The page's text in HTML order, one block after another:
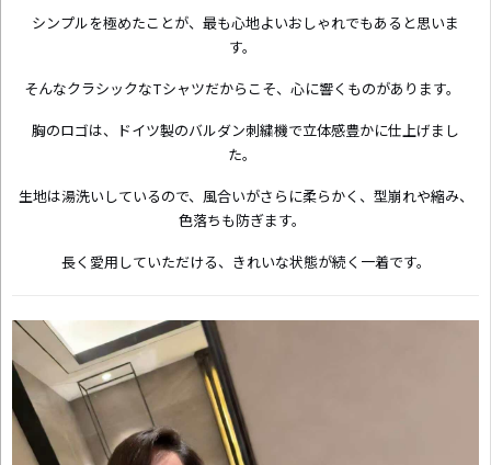
シンプルを極めたことが、最も心地よいおしゃれでもあると思いま
す。
そんなクラシックなTシャツだからこそ、心に響くものがあります。
胸のロゴは、ドイツ製のバルダン刺繍機で立体感豊かに仕上げまし
た。
生地は湯洗いしているので、風合いがさらに柔らかく、型崩れや縮み、
色落ちも防ぎます。
長く愛用していただける、きれいな状態が続く一着です。